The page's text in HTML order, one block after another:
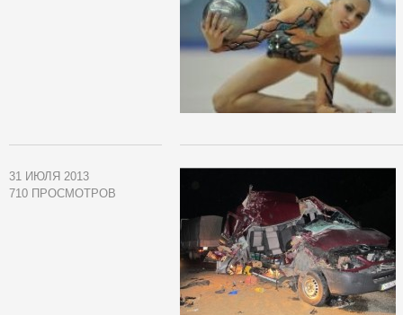
31 ИЮЛЯ 2013
710 ПРОСМОТРОВ